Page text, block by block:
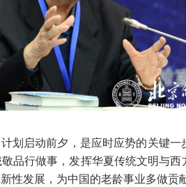
划启动前夕，是应时应势的关键一
品行做事，发挥华夏传统文明与西
性发展，为中国的老龄事业多做贡